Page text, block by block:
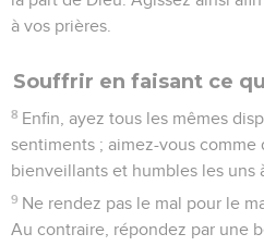
à vos prières.
Souffrir en faisant ce
8 Enfin, ayez tous les mêmes
sentiments ; aimez-vous comme
bienveillants et humbles les uns
9 Ne rendez pas le mal pour le
Au contraire, répondez par une